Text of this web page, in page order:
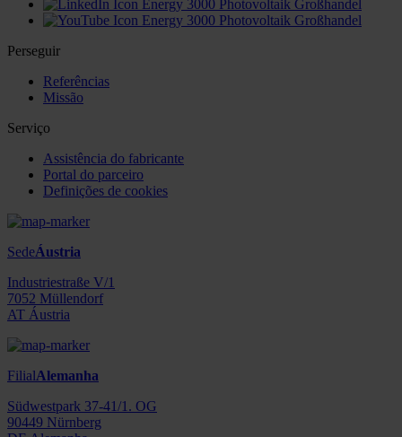
Perseguir
Referências
Missão
Serviço
Assistência do fabricante
Portal do parceiro
Definições de cookies
SedeÁustria
Industriestraße V/1
7052 Müllendorf
AT Áustria
FilialAlemanha
Südwestpark 37-41/1. OG
90449 Nürnberg